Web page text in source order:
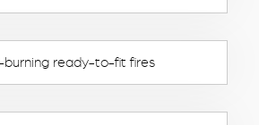
burning ready-to-fit fires